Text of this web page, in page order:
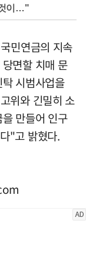
이…"
민연금의 지속
면할 치매 문
시범사업을
위와 긴밀히 소
만들어 인구
"고 밝혔다.